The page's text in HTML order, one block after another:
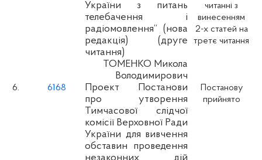
України з питань
телебачення і
радіомовлення” (нова
редакція) (друге
читання)
ТОМЕНКО Микола
Володимирович
читанні з
винесенням
2-х статей на
третє читання
6. 6168
Проект Постанови
про утворення
Тимчасової слідчої
комісії Верховної Ради
України для вивчення
обставин проведення
Постанову
прийнято